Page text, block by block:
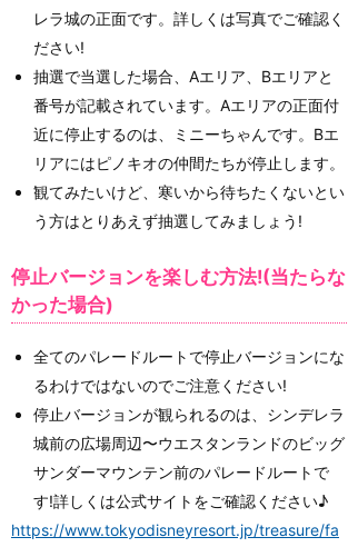
レラ城の正面です。詳しくは写真でご確認く
ださい!
抽選で当選した場合、Aエリア、Bエリアと
番号が記載されています。Aエリアの正面付
近に停止するのは、ミニーちゃんです。Bエ
リアにはピノキオの仲間たちが停止します。
観てみたいけど、寒いから待ちたくないとい
う方はとりあえず抽選してみましょう!
停止バージョンを楽しむ方法!(当たらな
かった場合)
全てのパレードルートで停止バージョンにな
るわけではないのでご注意ください!
停止バージョンが観られるのは、シンデレラ
城前の広場周辺〜ウエスタンランドのビッグ
サンダーマウンテン前のパレードルートで
す!詳しくは公式サイトをご確認ください♪
https://www.tokyodisneyresort.jp/treasure/fa